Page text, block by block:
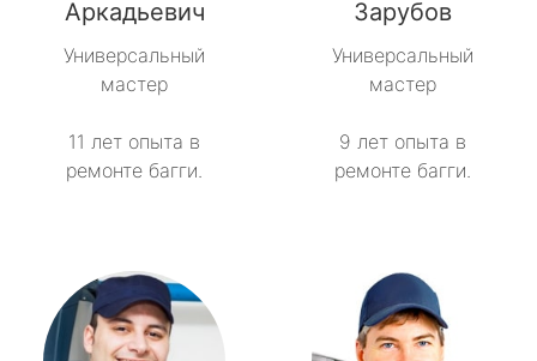
Аркадьевич
Универсальный
мастер
11 лет опыта в
ремонте багги.
Зарубов
Универсальный
мастер
9 лет опыта в
ремонте багги.